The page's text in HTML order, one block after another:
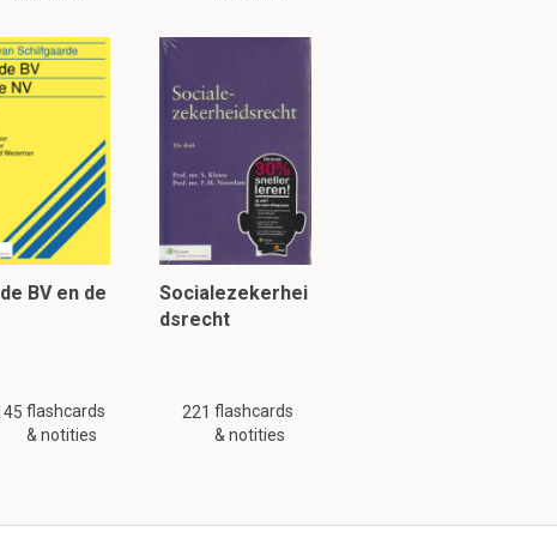
BV en de
flashcards
& notities
Socialezekerhei
dsrecht
221 flashcards
& notities